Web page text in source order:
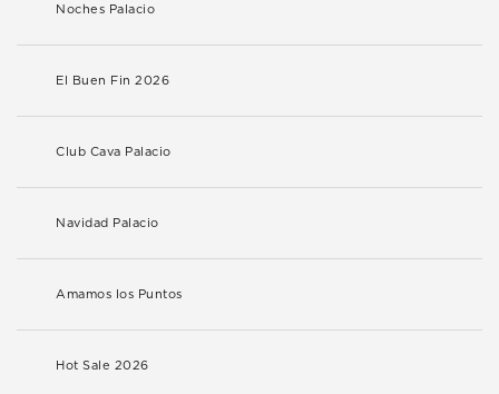
Noches Palacio
El Buen Fin 2026
Club Cava Palacio
Navidad Palacio
Amamos los Puntos
Hot Sale 2026